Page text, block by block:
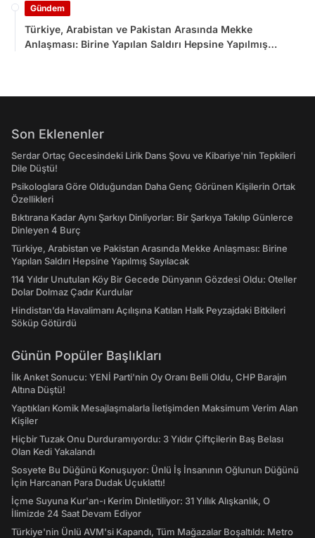
Gündem
Türkiye, Arabistan ve Pakistan Arasında Mekke
Anlaşması: Birine Yapılan Saldırı Hepsine Yapılmış
Son Eklenenler
Serdar Ortaç Gecesindeki Lirik Dans Şovu ve Kibariye'nin Tepkileri
Dile Düştü!
Psikologlara Göre Olduğundan Daha Genç Görünen Kişilerin Ortak
Özellikleri
Bıktırana Kadar Aynı Şarkıyı Dinliyorlar: Bir Şarkıya Takılıp Günlerce
Dinleyen 4 Burç
Türkiye, Arabistan ve Pakistan Arasında Mekke Anlaşması: Birine
Yapılan Saldırı Hepsine Yapılmış Sayılacak
114 Yıldır Unutulan Köy Bir Gecede Dünyanın Gözdesi Oldu: Oteller
Dolar Dolmaz Çadır Kurdular
Hindistan’da Havalimanı Açılışına Katılan Halk Peyzajdaki Bitkileri
Söküp Götürdü
Günün Popüler Başlıkları
İlk Anket Sonucu: YENİ Parti'nin Oy Oranı Belli Oldu, CHP Barajın
Altına Düştü!
Yaptıkları Komik Mesajlaşmalarla İletişimden Maksimum Verim Alan
Kişiler
Hiçbir Tuzak Onu Durduramıyordu: 3 Yıldır Çiftçilerin Baş Belası
Olan Kedi Yakalandı
Sosyete Bu Düğünü Konuşuyor: Ünlü İş İnsanının Oğlunun Düğünü
İçin Harcanan Para Dudak Uçuklattı!
İçme Suyuna Kur'an-ı Kerim Dinletiliyor: 31 Yıllık Alışkanlık, O
İlimizde 24 Saat Devam Ediyor
Türkiye'nin Ünlü AVM'si Kapandı, Tüm Mağazalar Boşaltıldı: Metro